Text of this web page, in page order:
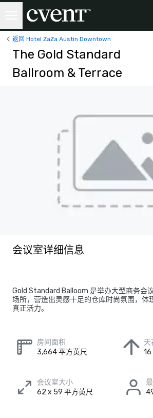
返回 Hotel ZaZa Austin Downtown
The Gold Standard
Ballroom & Terrace
会议室详细信息
Gold Standard Balloom 是举办大型商务会
场所，营造出灵感十足的仓库时尚氛围，体
真正活力。
房间面积
3,664 平方英尺
天
16
会议室大小
62 x 59 平方英尺